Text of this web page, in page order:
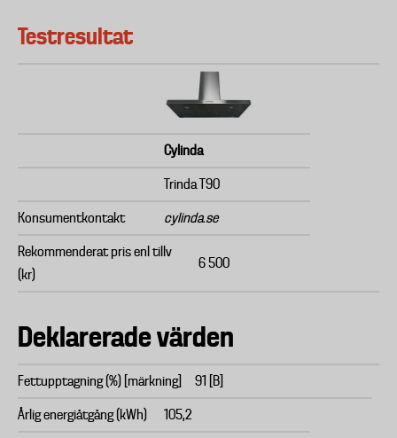
Testresultat
Cylinda
Trinda T90
Konsumentkontakt cylinda.se
Rekommenderat pris enl tillv
(kr)
6 500
Deklarerade värden
Fettupptagning (%) [märkning] 91 [B]
Årlig energiåtgång (kWh) 105,2